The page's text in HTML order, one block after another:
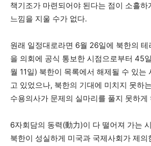
책기조가 마련되어야 된다는 점이 소흘하
느낌을 지울 수가 없다.
원래 일정대로라면 6월 26일에 북한의 테
을 의회에 공식 통보한 시점으로부터 45
월 11일) 북한이 목록에서 해제될 수 있는
고 있었으나, 북한의 기대에 미치지 못하
수용의사가 문제의 실마리를 풀지 못하게
6자회담의 동력(動力)이 다 떨어져 가는
북한이 성실하게 미국과 국제사회가 제의